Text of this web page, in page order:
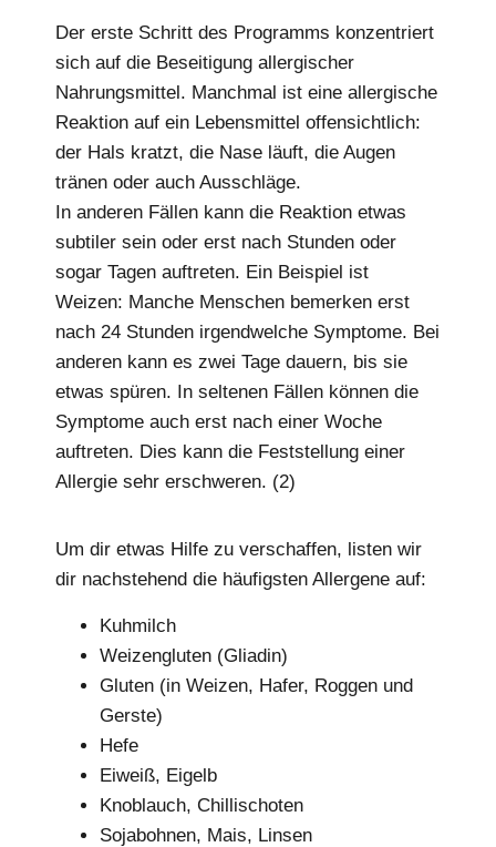
Der erste Schritt des Programms konzentriert
sich auf die Beseitigung allergischer
Nahrungsmittel. Manchmal ist eine allergische
Reaktion auf ein Lebensmittel offensichtlich:
der Hals kratzt, die Nase läuft, die Augen
tränen oder auch Ausschläge.
In anderen Fällen kann die Reaktion etwas
subtiler sein oder erst nach Stunden oder
sogar Tagen auftreten. Ein Beispiel ist
Weizen: Manche Menschen bemerken erst
nach 24 Stunden irgendwelche Symptome. Bei
anderen kann es zwei Tage dauern, bis sie
etwas spüren. In seltenen Fällen können die
Symptome auch erst nach einer Woche
auftreten. Dies kann die Feststellung einer
Allergie sehr erschweren. (2)
Um dir etwas Hilfe zu verschaffen, listen wir
dir nachstehend die häufigsten Allergene auf:
Kuhmilch
Weizengluten (Gliadin)
Gluten (in Weizen, Hafer, Roggen und
Gerste)
Hefe
Eiweiß, Eigelb
Knoblauch, Chillischoten
Sojabohnen, Mais, Linsen